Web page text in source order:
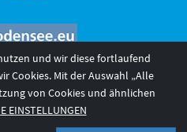
GmbH
und wir diese fortlaufend
Cookies. Mit der Auswahl „Alle
von Cookies und ähnlichen
EINSTELLUNGEN